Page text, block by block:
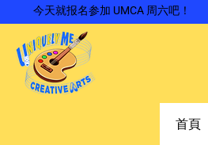
今天就报名参加 UMCA 周六吧！
首頁